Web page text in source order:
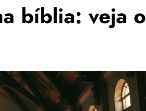
bíblia: veja o